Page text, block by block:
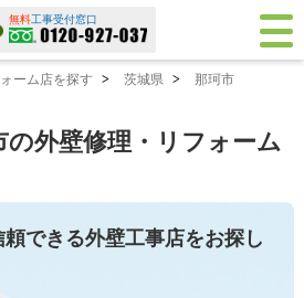
無料工事受付窓口
ーム店を探す > 茨城県 > 那珂市
の外壁修理・リフォーム
できる外壁工事店をお探し